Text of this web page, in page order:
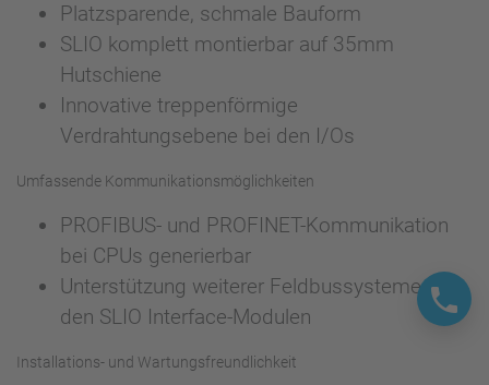
Platzsparende, schmale Bauform
SLIO komplett montierbar auf 35mm
Hutschiene
Innovative treppenförmige
Verdrahtungsebene bei den I/Os
Umfassende Kommunikationsmöglichkeiten
PROFIBUS- und PROFINET-Kommunikation
bei CPUs generierbar
Unterstützung weiterer Feldbussysteme mit
den SLIO Interface-Modulen
Installations- und Wartungsfreundlichkeit